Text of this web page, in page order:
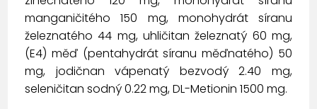
manganičitého 150 mg, monohydrát síranu
železnatého 44 mg, uhličitan železnatý 60 mg,
(E4) měď (pentahydrát síranu měďnatého) 50
mg, jodičnan vápenatý bezvodý 2.40 mg,
seleničitan sodný 0.22 mg, DL-Metionin 1500 mg.